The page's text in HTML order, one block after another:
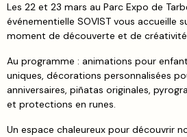
Les 22 et 23 mars au Parc Expo de
événementielle SOVIST vous accueille
moment de découverte et de
Au programme : animations pour
uniques, décorations personnalisées
anniversaires, piñatas originales,
et protections en runes.
Un espace chaleureux pour découvrir